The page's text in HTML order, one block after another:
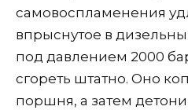
самовоспламенения
впрыснутое в
под давлением 2000
сгореть штатно. Оно
поршня, а затем